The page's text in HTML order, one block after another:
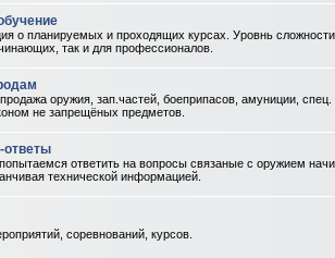
о планируемых и проходящих курсах. Уровнь
так и для профессионалов.
оружия, зап.частей, боеприпасов, амуниции, спец.
не запрещёных предметов.
ответы
ответить на вопросы связаные с оружием
технической информацией.
соревнований, курсов.